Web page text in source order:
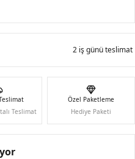
2 iş günü teslimat
Teslimat
Özel Paketleme
Hediye Paketi